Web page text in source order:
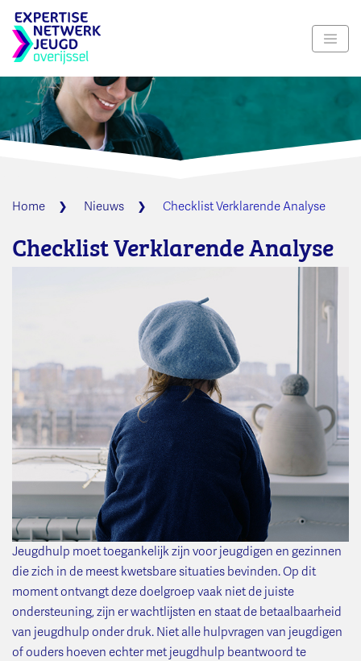
Home Nieuws Checklist Verklarende Analyse
Checklist Verklarende Analyse
Jeugdhulp moet toegankelijk zijn voor jeugdigen en gezinnen
die zich in de meest kwetsbare situaties bevinden. Op dit
moment ontvangt deze doelgroep vaak niet de juiste
ondersteuning, zijn er wachtlijsten en staat de betaalbaarheid
van jeugdhulp onder druk. Niet alle hulpvragen van jeugdigen
of ouders hoeven echter met jeugdhulp beantwoord te